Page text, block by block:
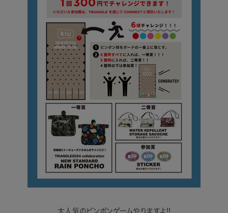
大人気のピンポンゲームやりますよ!!